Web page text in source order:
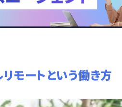
モートという働き方